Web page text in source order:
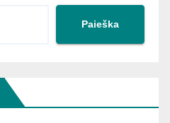
Paieška